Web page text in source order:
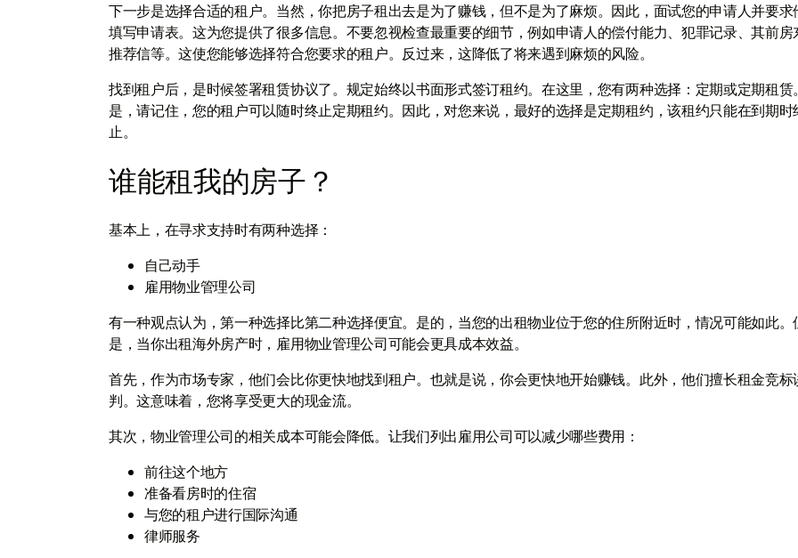
下一步是选择合适的租户。当然，你把房子租出去是为了赚钱，但不是为了麻烦。因此，面试您的申请人并要求
填写申请表。这为您提供了很多信息。不要忽视检查最重要的细节，例如申请人的偿付能力、犯罪记录、其前房
推荐信等。这使您能够选择符合您要求的租户。反过来，这降低了将来遇到麻烦的风险。
找到租户后，是时候签署租赁协议了。规定始终以书面形式签订租约。在这里，您有两种选择：定期或定期租赁
是，请记住，您的租户可以随时终止定期租约。因此，对您来说，最好的选择是定期租约，该租约只能在到期时
止。
谁能租我的房子？
基本上，在寻求支持时有两种选择：
自己动手
雇用物业管理公司
有一种观点认为，第一种选择比第二种选择便宜。是的，当您的出租物业位于您的住所附近时，情况可能如此。
是，当你出租海外房产时，雇用物业管理公司可能会更具成本效益。
首先，作为市场专家，他们会比你更快地找到租户。也就是说，你会更快地开始赚钱。此外，他们擅长租金竞标
判。这意味着，您将享受更大的现金流。
其次，物业管理公司的相关成本可能会降低。让我们列出雇用公司可以减少哪些费用：
前往这个地方
准备看房时的住宿
与您的租户进行国际沟通
律师服务